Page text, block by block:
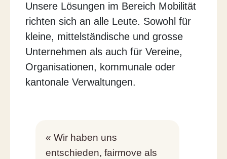
Unsere Lösungen im Bereich Mobilität
richten sich an alle Leute. Sowohl für
kleine, mittelständische und grosse
Unternehmen als auch für Vereine,
Organisationen, kommunale oder
kantonale Verwaltungen.
« Wir haben uns
entschieden, fairmove als